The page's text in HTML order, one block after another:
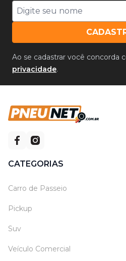
Ao se cadastrar você concorda
privacidade.
CATEGORIAS
Carro de Passeio
Pickup
Suv
Veículo Comercial